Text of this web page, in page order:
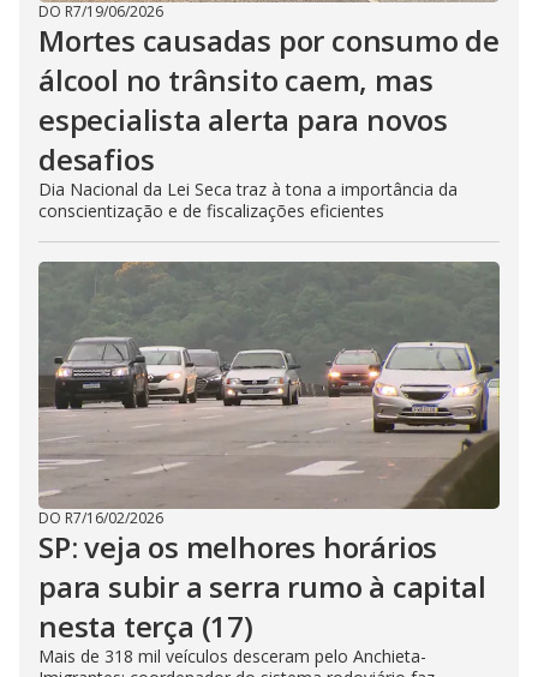
DO R7/19/06/2026
Mortes causadas por consumo de
álcool no trânsito caem, mas
especialista alerta para novos
desafios
Dia Nacional da Lei Seca traz à tona a importância da
conscientização e de fiscalizações eficientes
DO R7/16/02/2026
SP: veja os melhores horários
para subir a serra rumo à capital
nesta terça (17)
Mais de 318 mil veículos desceram pelo Anchieta-